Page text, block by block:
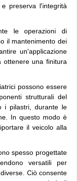
preserva l'integrità
le operazioni di
il mantenimento dei
un'applicazione
ottenere una finitura
possono essere
strutturali del
i pilastri, durante le
In questo modo è
il veicolo alla
spesso progettate
versatili per
Ciò consente